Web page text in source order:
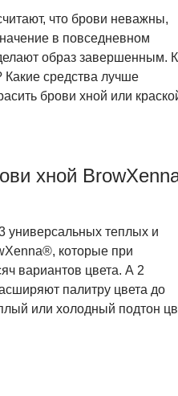
что брови неважны,
в повседневном
образ завершенным.
средства лучше
брови хной или
хной
теплых и
которые при
вариантов цвета. А 2
палитру цвета до
или холодный подтон